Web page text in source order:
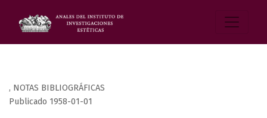
, NOTAS BIBLIOGRÁFICAS
Publicado 1958-01-01